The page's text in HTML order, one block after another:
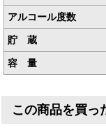
アルコール度数
貯 蔵
容 量
この商品を買っ